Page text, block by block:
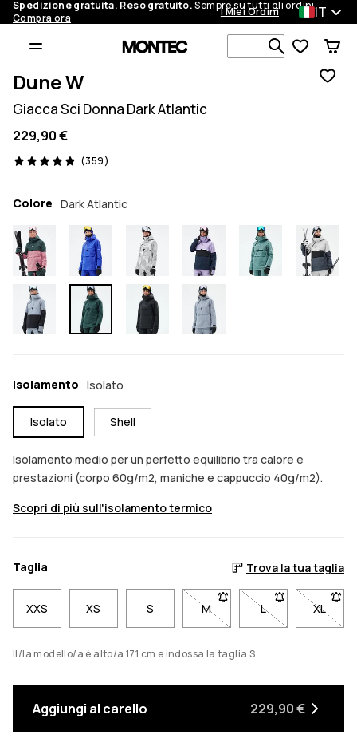
Spedizione gratuita. Reso gratuito.Sempre su tutti gli ordini.
Compra ora
I Miei Ordini IT
Cerca tra 1
Dune W
Giacca Sci Donna Dark Atlantic
229,90 €
(359)
359 recensioni, 4.9/5
Colore Dark Atlantic
Isolamento Isolato
Isolato Shell
Isolamento medio per un perfetto equilibrio tra calore e
prestazioni (corpo 60g/m2, maniche e cappuccio 40g/m2).
Scopri di più sull'isolamento termico
Taglia Trova la tua taglia
XXS XS S M- Taglia M non disponibile.
L- Taglia L non
XL
-
Il/la modello/a è alto/a 171 cm e indossa la taglia S.
Aggiungi al carello 229,90 €